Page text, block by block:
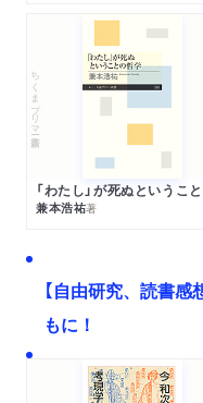
ちくまプリマー新書
兼本浩祐著
【自由研究、読書
もに！